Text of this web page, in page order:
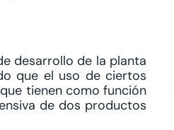
desarrollo de la planta
que el uso de ciertos
tienen como función
de dos productos